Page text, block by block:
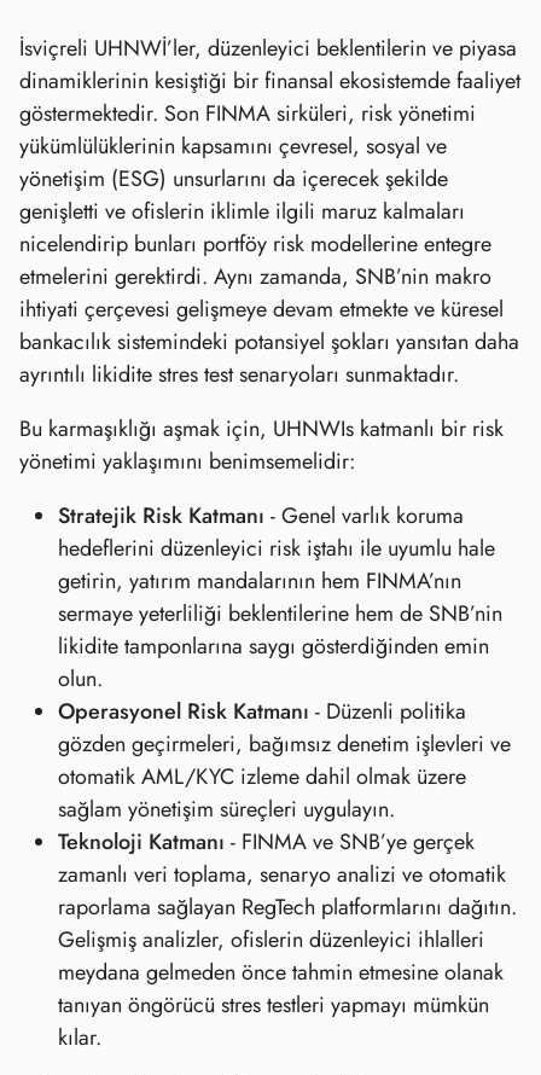
İsviçreli UHNWİ’ler, düzenleyici beklentilerin ve piyasa
dinamiklerinin kesiştiği bir finansal ekosistemde faaliyet
göstermektedir. Son FINMA sirküleri, risk yönetimi
yükümlülüklerinin kapsamını çevresel, sosyal ve
yönetişim (ESG) unsurlarını da içerecek şekilde
genişletti ve ofislerin iklimle ilgili maruz kalmaları
nicelendirip bunları portföy risk modellerine entegre
etmelerini gerektirdi. Aynı zamanda, SNB’nin makro
ihtiyati çerçevesi gelişmeye devam etmekte ve küresel
bankacılık sistemindeki potansiyel şokları yansıtan daha
ayrıntılı likidite stres test senaryoları sunmaktadır.
Bu karmaşıklığı aşmak için, UHNWIs katmanlı bir risk
yönetimi yaklaşımını benimsemelidir:
Stratejik Risk Katmanı - Genel varlık koruma
hedeflerini düzenleyici risk iştahı ile uyumlu hale
getirin, yatırım mandalarının hem FINMA’nın
sermaye yeterliliği beklentilerine hem de SNB’nin
likidite tamponlarına saygı gösterdiğinden emin
olun.
Operasyonel Risk Katmanı - Düzenli politika
gözden geçirmeleri, bağımsız denetim işlevleri ve
otomatik AML/KYC izleme dahil olmak üzere
sağlam yönetişim süreçleri uygulayın.
Teknoloji Katmanı - FINMA ve SNB’ye gerçek
zamanlı veri toplama, senaryo analizi ve otomatik
raporlama sağlayan RegTech platformlarını dağıtın.
Gelişmiş analizler, ofislerin düzenleyici ihlalleri
meydana gelmeden önce tahmin etmesine olanak
tanıyan öngörücü stres testleri yapmayı mümkün
kılar.